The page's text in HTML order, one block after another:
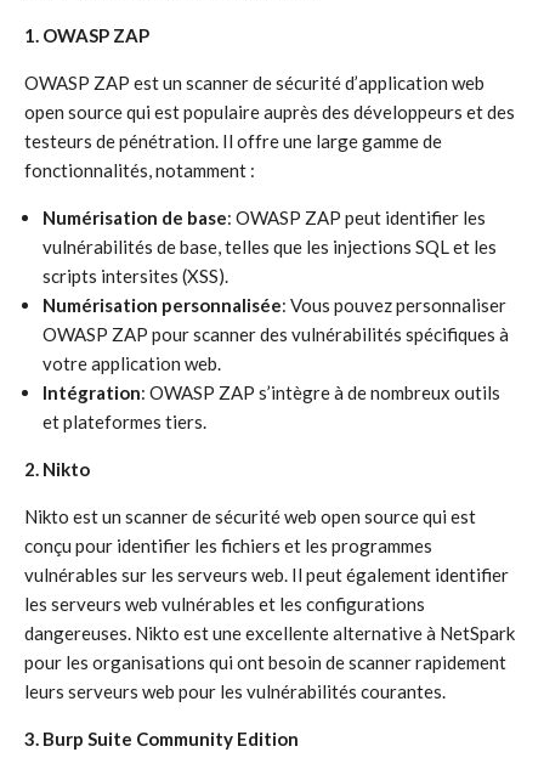
1. OWASP ZAP
OWASP ZAP est un scanner de sécurité d’application web
open source qui est populaire auprès des développeurs et des
testeurs de pénétration. Il offre une large gamme de
fonctionnalités, notamment :
Numérisation de base: OWASP ZAP peut identifier les
vulnérabilités de base, telles que les injections SQL et les
scripts intersites (XSS).
Numérisation personnalisée: Vous pouvez personnaliser
OWASP ZAP pour scanner des vulnérabilités spécifiques à
votre application web.
Intégration: OWASP ZAP s’intègre à de nombreux outils
et plateformes tiers.
2. Nikto
Nikto est un scanner de sécurité web open source qui est
conçu pour identifier les fichiers et les programmes
vulnérables sur les serveurs web. Il peut également identifier
les serveurs web vulnérables et les configurations
dangereuses. Nikto est une excellente alternative à NetSpark
pour les organisations qui ont besoin de scanner rapidement
leurs serveurs web pour les vulnérabilités courantes.
3. Burp Suite Community Edition